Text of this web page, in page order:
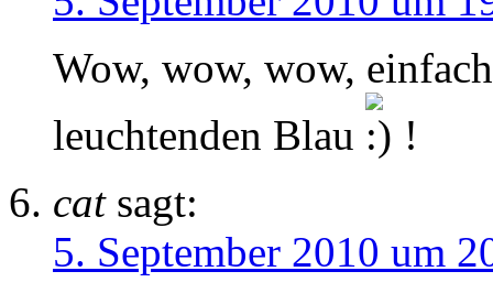
Wow, wow, wow,
leuchtenden Blau
!
cat sagt:
5. September 2010 um